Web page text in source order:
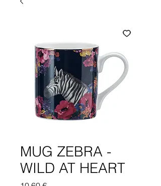
MUG ZEBRA -
WILD AT HEART